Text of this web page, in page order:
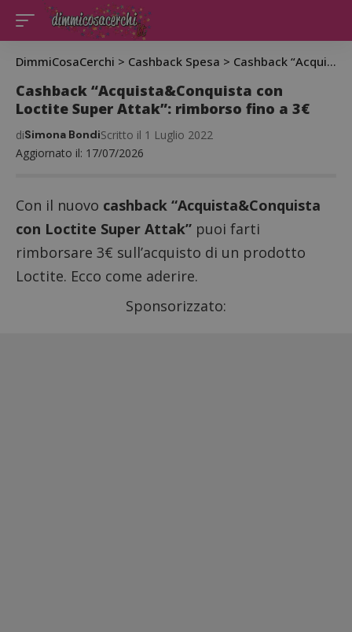
DimmiCosaCerchi > Cashback Spesa > Cashback “Acquista&Conquista con Loctite Super Attak”: rimborso fino a 3€
Cashback “Acquista&Conquista con
Loctite Super Attak”: rimborso fino a 3€
Aggiornato il: 17/07/2026
diSimona BondiScritto il 1 Luglio 2022
Con il nuovo cashback “Acquista&Conquista
con Loctite Super Attak” puoi farti
rimborsare 3€ sull’acquisto di un prodotto
Loctite. Ecco come aderire.
Sponsorizzato: